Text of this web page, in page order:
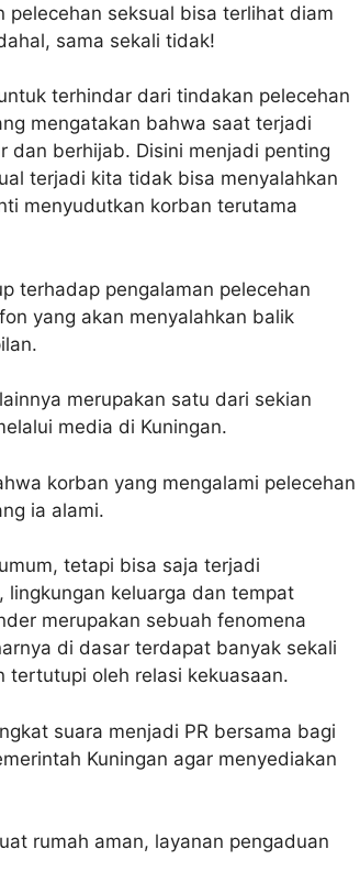
pelecehan seksual bisa terlihat diam
sama sekali tidak!
terhindar dari tindakan pelecehan
mengatakan bahwa saat terjadi
dan berhijab. Disini menjadi penting
terjadi kita tidak bisa menyalahkan
menyudutkan korban terutama
terhadap pengalaman pelecehan
yang akan menyalahkan balik
merupakan satu dari sekian
media di Kuningan.
korban yang mengalami pelecehan
ia alami.
tetapi bisa saja terjadi
keluarga dan tempat
merupakan sebuah fenomena
di dasar terdapat banyak sekali
tertutupi oleh relasi kekuasaan.
suara menjadi PR bersama bagi
Kuningan agar menyediakan
rumah aman, layanan pengaduan